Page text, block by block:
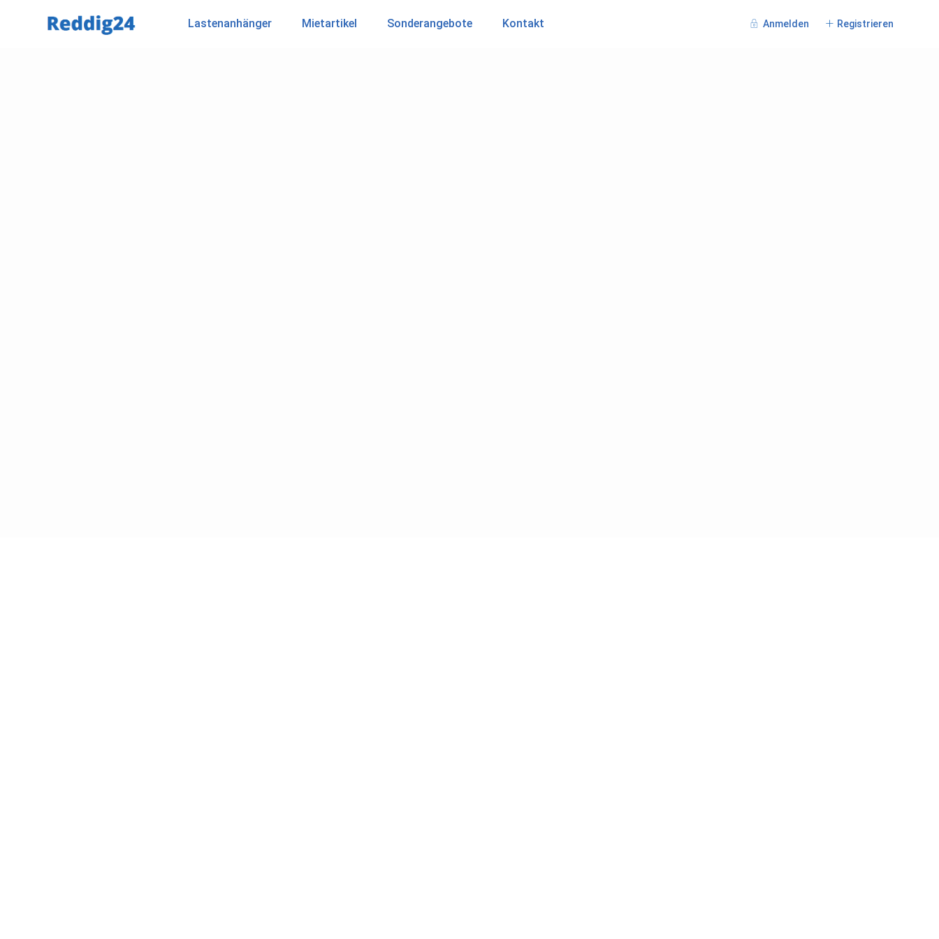
Anmelden Registrieren
Lastenanhänger Mietartikel Sonderangebote Kontakt